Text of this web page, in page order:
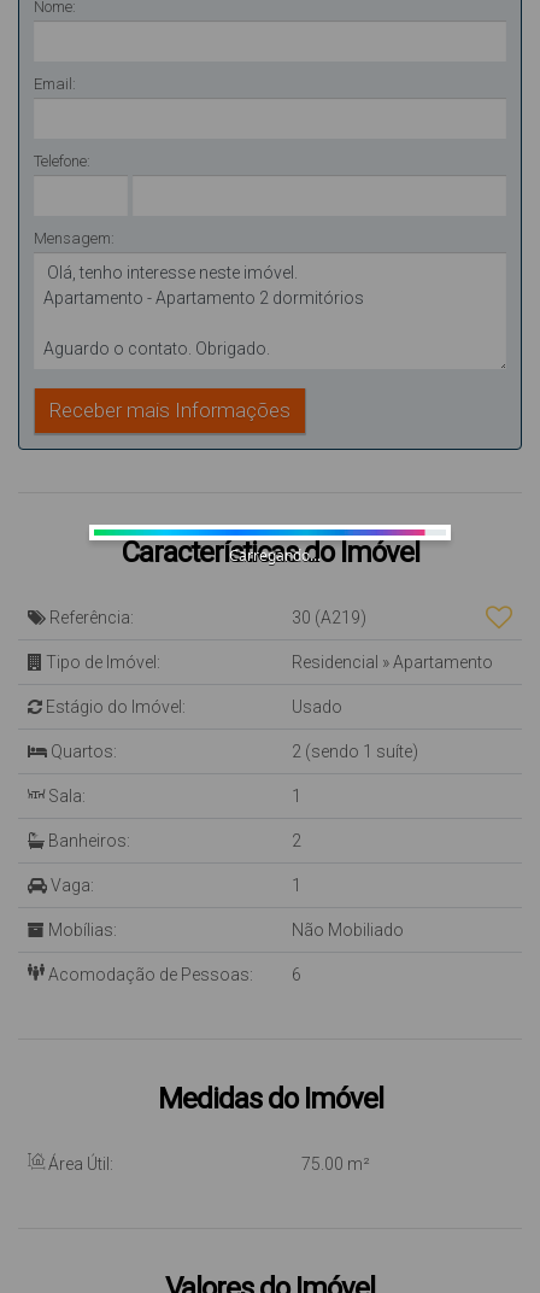
Nome:
Email:
Telefone:
Mensagem:
Características do Imóvel
Referência: 30 (A219)
Tipo de Imóvel: Residencial »Apartamento
Estágio do Imóvel: Usado
Quartos: 2 (sendo 1 suíte)
Sala: 1
Banheiros: 2
Vaga: 1
Mobílias: Não Mobiliado
Acomodação de Pessoas: 6
Medidas do Imóvel
Área Útil: 75.00 m²
Carregando...